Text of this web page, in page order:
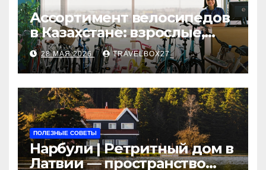
Ассортимент велосипедов
в Казахстане: взрослые,
детские и городские
модели, ценовые
категории и варианты
рассрочки
28 МАЯ 2026 TRAVELBOX27_
ПОЛЕЗНЫЕ СОВЕТЫ
Нарбули | Ретритный дом в
Латвии — пространство